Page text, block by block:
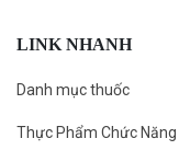
LINK NHANH
Danh mục thuốc
Thực Phẩm Chức Năng